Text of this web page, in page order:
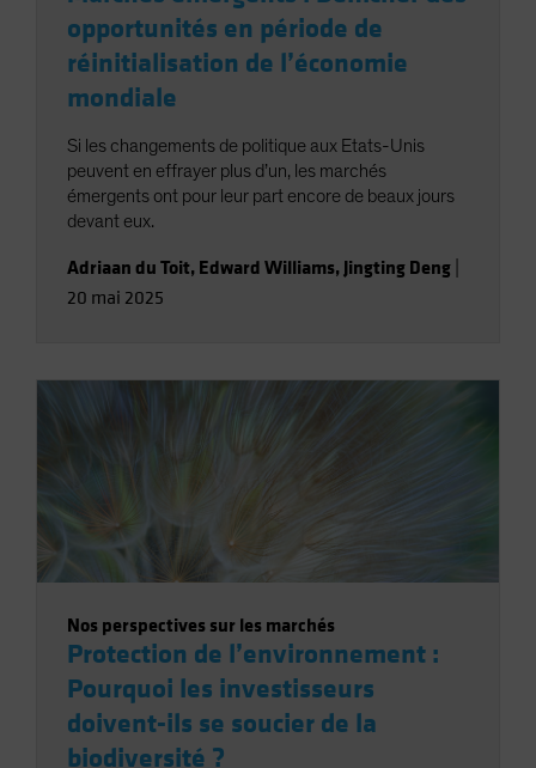
opportunités en période de
réinitialisation de l’économie
mondiale
Si les changements de politique aux Etats-Unis
peuvent en effrayer plus d’un, les marchés
émergents ont pour leur part encore de beaux jours
devant eux.
Adriaan du Toit, Edward Williams,Jingting Deng
20 mai 2025
Nos perspectives sur les marchés
Protection de l’environnement :
Pourquoi les investisseurs
doivent-ils se soucier de la
biodiversité ?